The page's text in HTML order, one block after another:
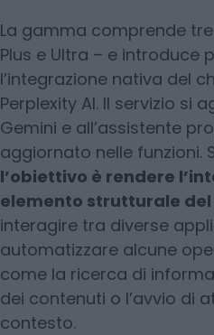
La gamma comprende
Plus e Ultra – e introduce
l’integrazione nativa del
Perplexity AI. Il servizio si
Gemini e all’assistente
aggiornato nelle funzioni.
l’obiettivo è rendere
elemento strutturale
interagire tra diverse
automatizzare alcune
come la ricerca di
dei contenuti o l’avvio di
contesto.